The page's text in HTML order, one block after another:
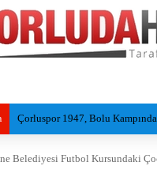
Çorluspor 1947, Bolu Kampında
Belediyesi Futbol Kursundaki